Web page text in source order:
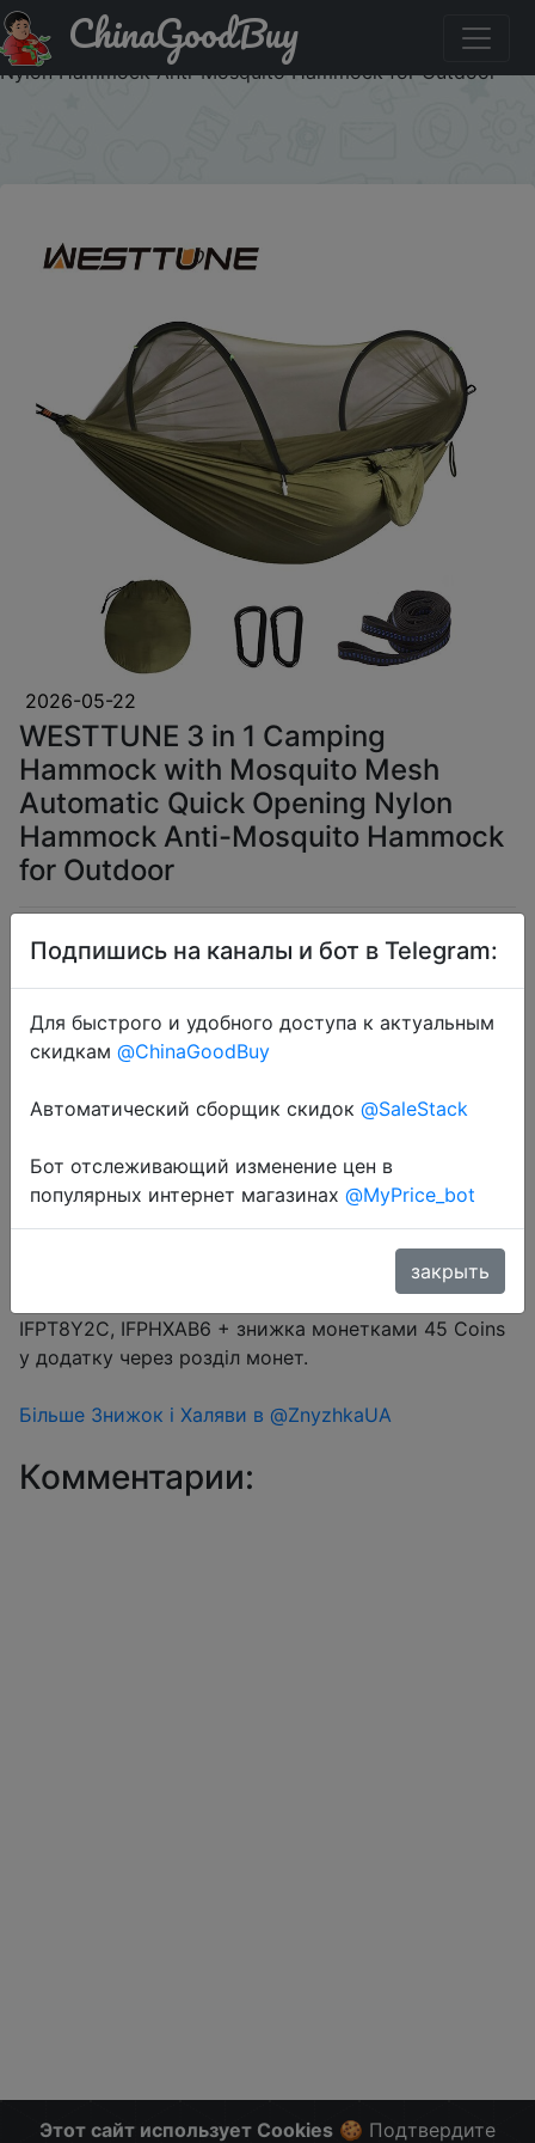
Купить по скидке :IFPDPLSR WESTTUNE 3 in 1 Camping
Hammock with Mosquito Mesh Automatic Quick Opening
Nylon Hammock Anti-Mosquito Hammock for Outdoor
ChinaGoodBuy
2026-05-22
WESTTUNE 3 in 1 Camping
Hammock with Mosquito Mesh
Automatic Quick Opening Nylon
Hammock Anti-Mosquito Hammock
for Outdoor
$20.92
Промокод:
Перейти в магазин
Промокод $2/$15 (13.33%) → IFPDPLSR, IFPJLLGQ,
IFPT8Y2C, IFPHXAB6 + знижка монетками 45 Coins
у додатку через розділ монет.
Більше Знижок і Халяви в @ZnyzhkaUA
Комментарии:
Этот сайт использует Cookies 🍪 Подтвердите
Подпишись на каналы и бот в Telegram:
Для быстрого и удобного доступа к актуальным
скидкам @ChinaGoodBuy
Автоматический сборщик скидок @SaleStack
Бот отслеживающий изменение цен в
популярных интернет магазинах @MyPrice_bot
закрыть